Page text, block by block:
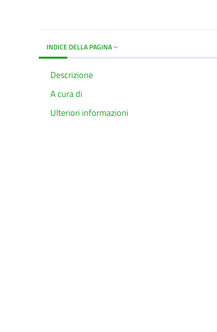
INDICE DELLA PAGINA
Descrizione
A cura di
Ulteriori informazioni